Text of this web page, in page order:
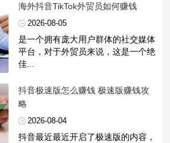
​海外抖音TikTok外贸员如何赚钱
2026-08-05
是一个拥有庞大用户群体的社交媒体
平台，对于外贸员来说，这是一个绝
佳...
​抖音极速版怎么赚钱 极速版赚钱攻
略
2026-08-04
抖音最近最近开启了极速版的内容，